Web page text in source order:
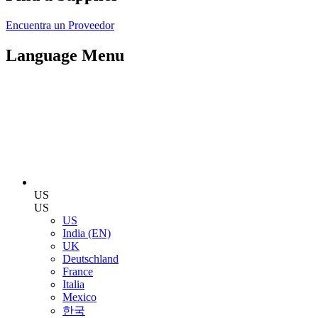
Encuentra un Proveedor
Language Menu
US
US
US
India (EN)
UK
Deutschland
France
Italia
Mexico
한국